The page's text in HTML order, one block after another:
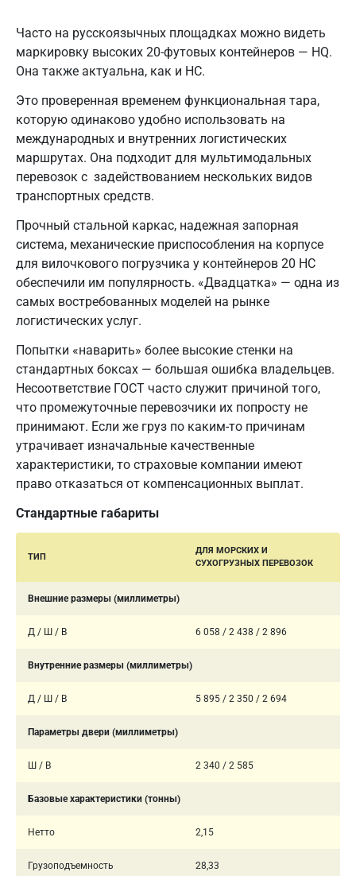
Часто на русскоязычных площадках можно видеть
маркировку высоких 20-футовых контейнеров — HQ.
Она также актуальна, как и НС.
Это проверенная временем функциональная тара,
которую одинаково удобно использовать на
международных и внутренних логистических
маршрутах. Она подходит для мультимодальных
перевозок с задействованием нескольких видов
транспортных средств.
Прочный стальной каркас, надежная запорная
система, механические приспособления на корпусе
для вилочкового погрузчика у контейнеров 20 HC
обеспечили им популярность. «Двадцатка» — одна из
самых востребованных моделей на рынке
логистических услуг.
Попытки «наварить» более высокие стенки на
стандартных боксах — большая ошибка владельцев.
Несоответствие ГОСТ часто служит причиной того,
что промежуточные перевозчики их попросту не
принимают. Если же груз по каким-то причинам
утрачивает изначальные качественные
характеристики, то страховые компании имеют
право отказаться от компенсационных выплат.
Стандартные габариты
ТИП
ДЛЯ МОРСКИХ И
СУХОГРУЗНЫХ ПЕРЕВОЗОК
Внешние размеры (миллиметры)
Д / Ш / В 6 058 / 2 438 / 2 896
Внутренние размеры (миллиметры)
Д / Ш / В 5 895 / 2 350 / 2 694
Параметры двери (миллиметры)
Ш / В 2 340 / 2 585
Базовые характеристики (тонны)
Нетто 2,15
Грузоподъемность 28,33